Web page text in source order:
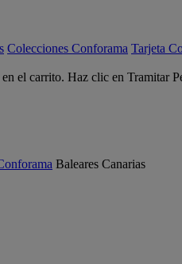
Colecciones Conforama Tarjeta
el carrito. Haz clic en Tramitar
Baleares Canarias